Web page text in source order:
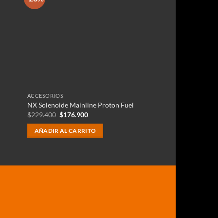
ACCESORIOS
NX Solenoide Mainline Proton Fuel
$229.400 El
original
era:
$176.900El
actual
es:
AÑADIR AL CARRITO